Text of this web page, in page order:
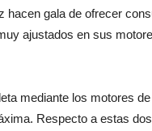
hacen gala de ofrecer
ajustados en sus
mediante los motores
Respecto a estas